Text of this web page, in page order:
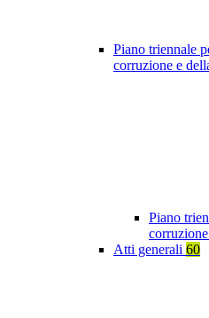
Piano triennale
corruzione e
Piano
Atti generali 60